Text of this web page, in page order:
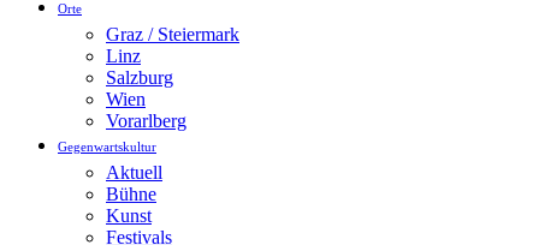
Orte
Graz / Steiermark
Linz
Salzburg
Wien
Vorarlberg
Gegenwartskultur
Aktuell
Bühne
Kunst
Festivals